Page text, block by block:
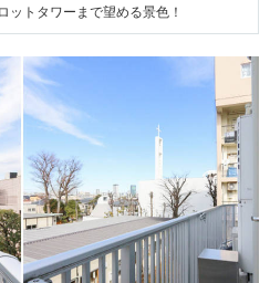
ットタワーまで望める景色！